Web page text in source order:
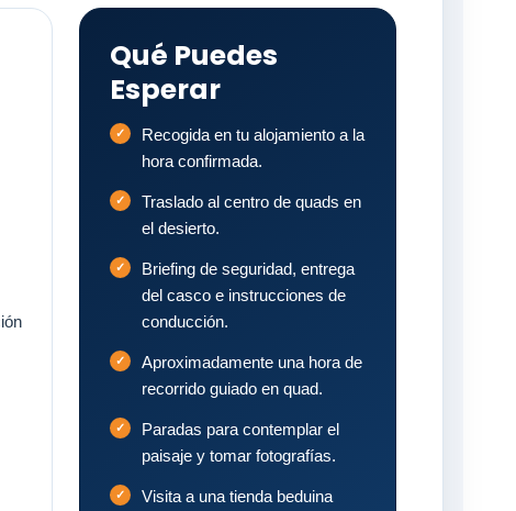
Qué Puedes
Esperar
Recogida en tu alojamiento a la
hora confirmada.
Traslado al centro de quads en
el desierto.
Briefing de seguridad, entrega
del casco e instrucciones de
conducción.
Aproximadamente una hora de
recorrido guiado en quad.
Paradas para contemplar el
paisaje y tomar fotografías.
Visita a una tienda beduina